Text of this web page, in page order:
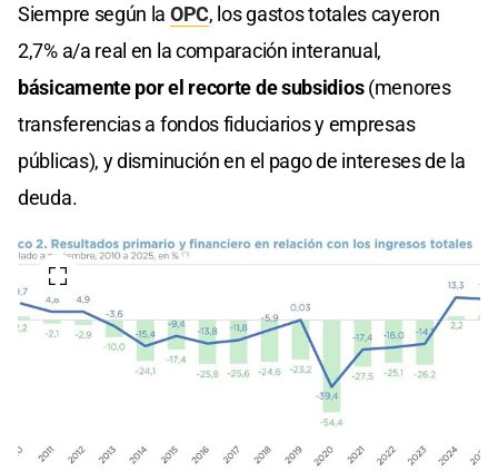
Siempre según la OPC, los gastos totales cayeron
2,7% a/a real en la comparación interanual,
básicamente por el recorte de subsidios(menores
transferencias a fondos fiduciarios y empresas
públicas), y disminución en el pago de intereses de la
deuda.